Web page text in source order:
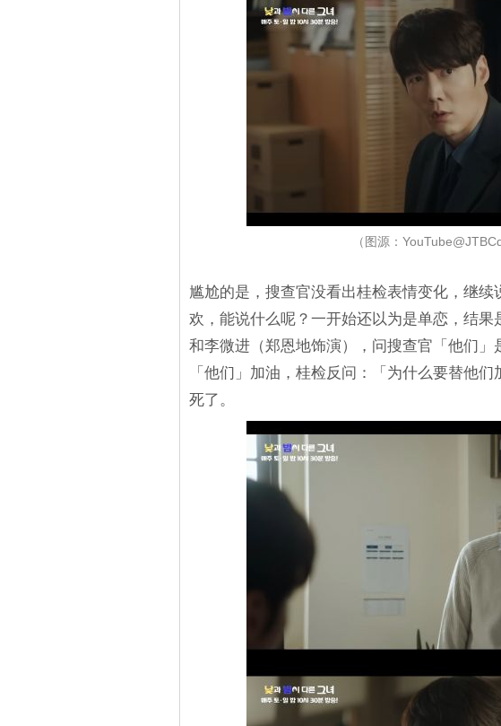
（图源：
尴尬的是，搜查官没看出桂检表情变化，继
欢，能说什么呢？一开始还以为是单恋，结
和李微进（郑恩地饰演），问搜查官「他们
「他们」加油，桂检反问：「为什么要替他
死了。